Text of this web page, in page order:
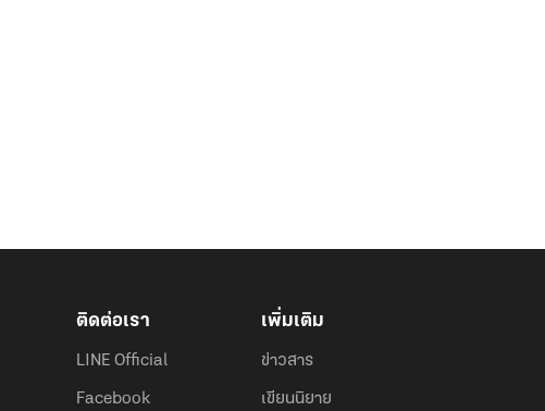
ติดต่อเรา
LINE Official
Facebook
เพิ่มเติม
ข่าวสาร
เขียนนิยาย